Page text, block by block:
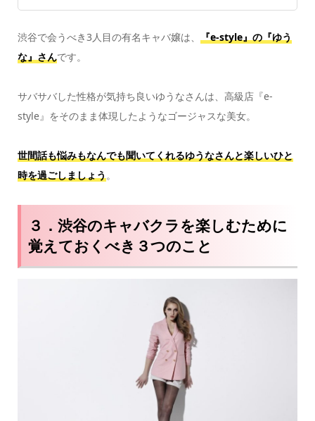
渋谷で会うべき3人目の有名キャバ嬢は、 『e-style』の『ゆう
な』さんです。
サバサバした性格が気持ち良いゆうなさんは、高級店『e-
style』をそのまま体現したようなゴージャスな美女。
世間話も悩みもなんでも聞いてくれるゆうなさんと楽しいひと
時を過ごしましょう。
３．渋谷のキャバクラを楽しむために
覚えておくべき３つのこと